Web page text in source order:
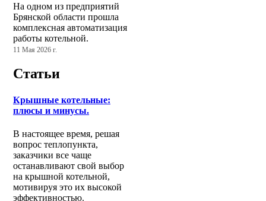
На одном из предприятий
Брянской области прошла
комплексная автоматизация
работы котельной.
11 Мая 2026 г.
Статьи
Крышные котельные:
плюсы и минусы.
В настоящее время, решая
вопрос теплопункта,
заказчики все чаще
останавливают свой выбор
на крышной котельной,
мотивируя это их высокой
эффективностью.